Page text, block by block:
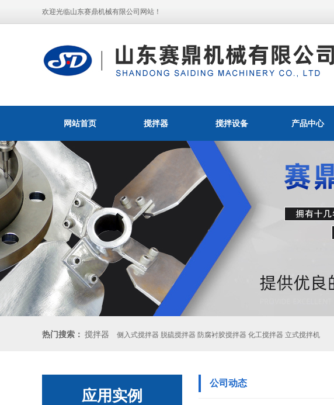
欢迎光临山东赛鼎机械有限公司网站！
网站首页 搅拌器 搅拌设备 产品中心
热门搜索： 搅拌器 侧入式搅拌器 脱硫搅拌器 防腐衬胶搅拌器 化工搅拌器 立式搅拌机
应用实例
公司动态